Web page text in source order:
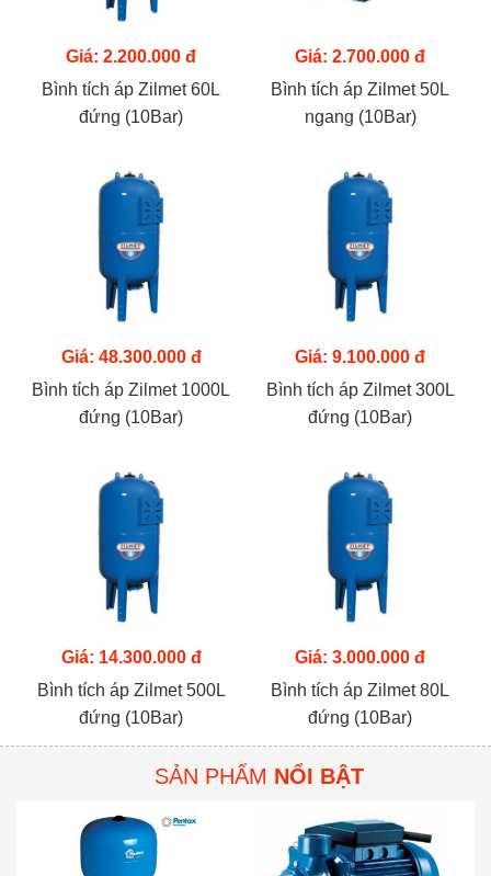
Giá: 2.200.000 đ
Bình tích áp Zilmet 60L
đứng (10Bar)
Giá: 2.700.000 đ
Bình tích áp Zilmet 50L
ngang (10Bar)
Giá: 48.300.000 đ
Bình tích áp Zilmet 1000L
đứng (10Bar)
Giá: 9.100.000 đ
Bình tích áp Zilmet 300L
đứng (10Bar)
Giá: 14.300.000 đ
Bình tích áp Zilmet 500L
đứng (10Bar)
Giá: 3.000.000 đ
Bình tích áp Zilmet 80L
đứng (10Bar)
SẢN PHẨM NỔI BẬT